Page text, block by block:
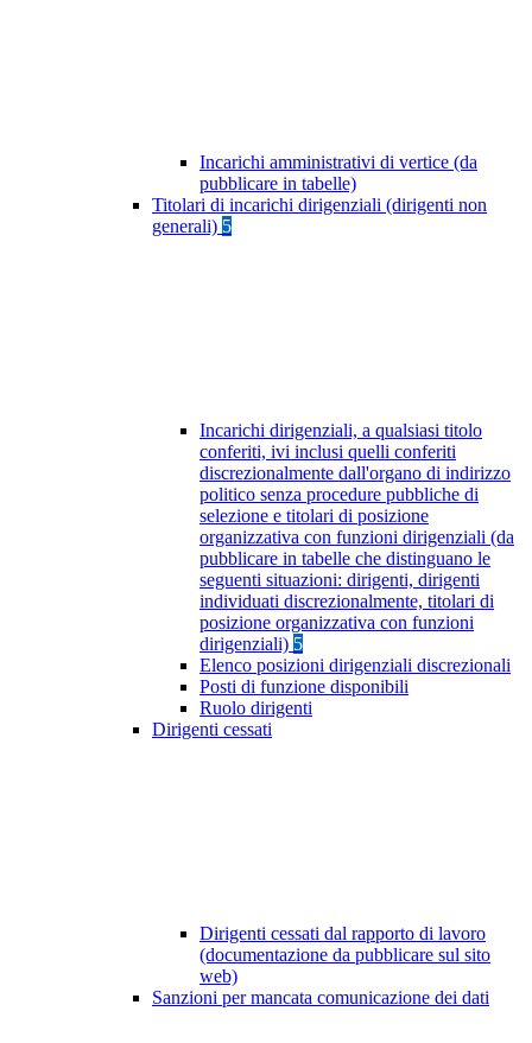
Incarichi amministrativi di vertice (da
pubblicare in tabelle)
Titolari di incarichi dirigenziali (dirigenti non
generali) 5
Incarichi dirigenziali, a qualsiasi titolo
conferiti, ivi inclusi quelli conferiti
discrezionalmente dall'organo di indirizzo
politico senza procedure pubbliche di
selezione e titolari di posizione
organizzativa con funzioni dirigenziali (da
pubblicare in tabelle che distinguano le
seguenti situazioni: dirigenti, dirigenti
individuati discrezionalmente, titolari di
posizione organizzativa con funzioni
dirigenziali) 5
Elenco posizioni dirigenziali discrezionali
Posti di funzione disponibili
Ruolo dirigenti
Dirigenti cessati
Dirigenti cessati dal rapporto di lavoro
(documentazione da pubblicare sul sito
web)
Sanzioni per mancata comunicazione dei dati